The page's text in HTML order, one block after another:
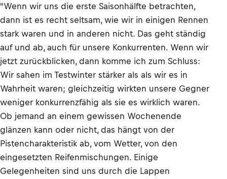
"Wenn wir uns die erste Saisonhälfte betrachten,
dann ist es recht seltsam, wie wir in einigen Rennen
stark waren und in anderen nicht. Das geht ständig
auf und ab, auch für unsere Konkurrenten. Wenn wir
jetzt zurückblicken, dann komme ich zum Schluss:
Wir sahen im Testwinter stärker als als wir es in
Wahrheit waren; gleichzeitig wirkten unsere Gegner
weniger konkurrenzfähig als sie es wirklich waren.
Ob jemand an einem gewissen Wochenende
glänzen kann oder nicht, das hängt von der
Pistencharakteristik ab, vom Wetter, von den
eingesetzten Reifenmischungen. Einige
Gelegenheiten sind uns durch die Lappen